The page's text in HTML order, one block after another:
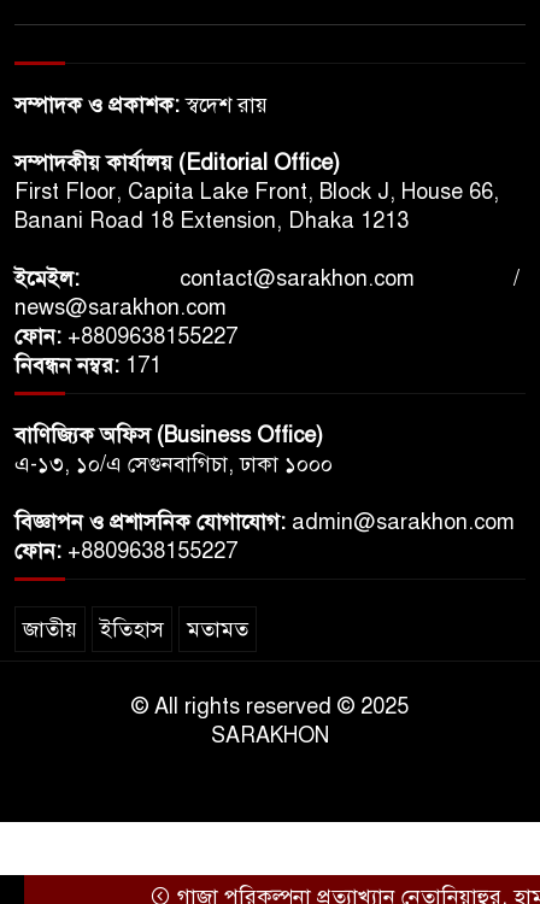
সম্পাদক ও প্রকাশক:স্বদেশ রায়
সম্পাদকীয় কার্যালয় (Editorial Office)
First Floor, Capita Lake Front, Block J, House 66,
Banani Road 18 Extension, Dhaka 1213
ইমেইল: contact@sarakhon.com /
news@sarakhon.com
ফোন: +8809638155227
নিবন্ধন নম্বর: 171
বাণিজ্যিক অফিস (Business Office)
এ-১৩, ১০/এ সেগুনবাগিচা, ঢাকা ১০০০
বিজ্ঞাপন ও প্রশাসনিক যোগাযোগ: admin@sarakhon.com
ফোন: +8809638155227
জাতীয় ইতিহাস মতামত
© All rights reserved © 2025
SARAKHON
গাজা পরিকল্পনা প্রত্যাখ্যান নেতানিয়াহুর, হামাস